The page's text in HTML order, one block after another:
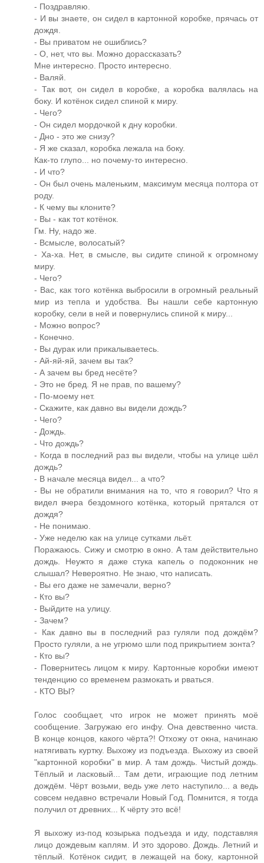
- Поздравляю.
- И вы знаете, он сидел в картонной коробке, прячась от
дождя.
- Вы приватом не ошиблись?
- О, нет, что вы. Можно дорассказать?
Мне интересно. Просто интересно.
- Валяй.
- Так вот, он сидел в коробке, а коробка валялась на
боку. И котёнок сидел спиной к миру.
- Чего?
- Он сидел мордочкой к дну коробки.
- Дно - это же снизу?
- Я же сказал, коробка лежала на боку.
Как-то глупо... но почему-то интересно.
- И что?
- Он был очень маленьким, максимум месяца полтора от
роду.
- К чему вы клоните?
- Вы - как тот котёнок.
Гм. Ну, надо же.
- Всмысле, волосатый?
- Ха-ха. Нет, в смысле, вы сидите спиной к огромному
миру.
- Чего?
- Вас, как того котёнка выбросили в огромный реальный
мир из тепла и удобства. Вы нашли себе картонную
коробку, сели в ней и повернулись спиной к миру...
- Можно вопрос?
- Конечно.
- Вы дурак или прикалываетесь.
- Ай-яй-яй, зачем вы так?
- А зачем вы бред несёте?
- Это не бред. Я не прав, по вашему?
- По-моему нет.
- Скажите, как давно вы видели дождь?
- Чего?
- Дождь.
- Что дождь?
- Когда в последний раз вы видели, чтобы на улице шёл
дождь?
- В начале месяца видел... а что?
- Вы не обратили внимания на то, что я говорил? Что я
видел вчера бездомного котёнка, который прятался от
дождя?
- Не понимаю.
- Уже неделю как на улице сутками льёт.
Поражаюсь. Сижу и смотрю в окно. А там действительно
дождь. Неужто я даже стука капель о подоконник не
слышал? Невероятно. Не знаю, что написать.
- Вы его даже не замечали, верно?
- Кто вы?
- Выйдите на улицу.
- Зачем?
- Как давно вы в последний раз гуляли под дождём?
Просто гуляли, а не угрюмо шли под прикрытием зонта?
- Кто вы?
- Повернитесь лицом к миру. Картонные коробки имеют
тенденцию со временем размокать и рваться.
- КТО ВЫ?
Голос сообщает, что игрок не может принять моё
сообщение. Загружаю его инфу. Она девственно чиста.
В конце концов, какого чёрта?! Отхожу от окна, начинаю
натягивать куртку. Выхожу из подъезда. Выхожу из своей
"картонной коробки" в мир. А там дождь. Чистый дождь.
Тёплый и ласковый... Там дети, играющие под летним
дождём. Чёрт возьми, ведь уже лето наступило... а ведь
совсем недавно встречали Новый Год. Помнится, я тогда
получил от древних... К чёрту это всё!
Я выхожу из-под козырька подъезда и иду, подставляя
лицо дождевым каплям. И это здорово. Дождь. Летний и
тёплый. Котёнок сидит, в лежащей на боку, картонной